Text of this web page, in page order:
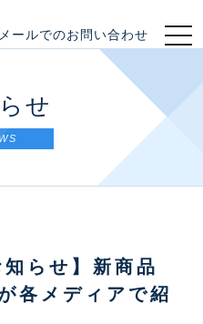
t
o
v
せ
知らせ】新商品
各メディアで紹